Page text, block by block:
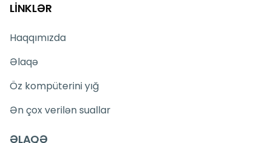
LİNKLƏR
Haqqımızda
Əlaqə
Öz kompüterini yığ
Ən çox verilən suallar
ƏLAQƏ